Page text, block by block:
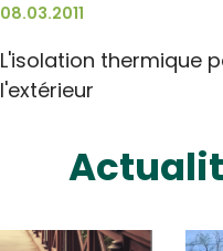
08.03.2011
L'isolation thermique
l'extérieur